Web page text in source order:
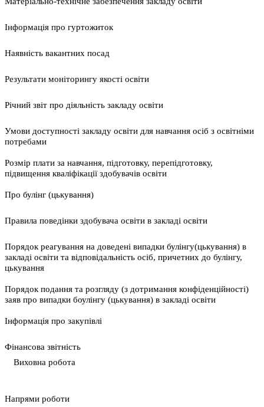
Інформація про гуртожиток
Наявність вакантних посад
Результати моніторингу якості освіти
Річний звіт про діяльність закладу освіти
Умови доступності закладу освіти для навчання осіб з освітніми
потребами
Розмір плати за навчання, підготовку, перепідготовку,
підвищення кваліфікації здобувачів освіти
Про булінг (цькування)
Правила поведінки здобувача освіти в закладі освіти
Порядок реагування на доведені випадки булінгу(цькування) в
закладі освіти та відповідальність осіб, причетних до булінгу,
цькування
Порядок подання та розгляду (з дотримання конфіденційності)
заяв про випадки боулінгу (цькування) в закладі освіти
Інформація про закупівлі
Фінансова звітність
Виховна робота
Напрями роботи